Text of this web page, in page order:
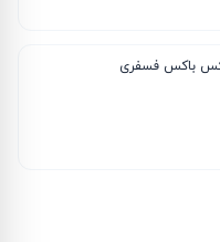
باکس فسفری